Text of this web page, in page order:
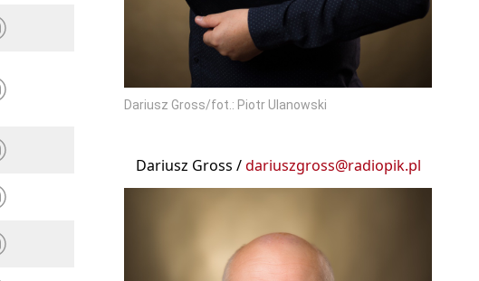
Dariusz Gross/fot.: Piotr Ulanowski
Dariusz Gross /dariuszgross@radiopik.pl